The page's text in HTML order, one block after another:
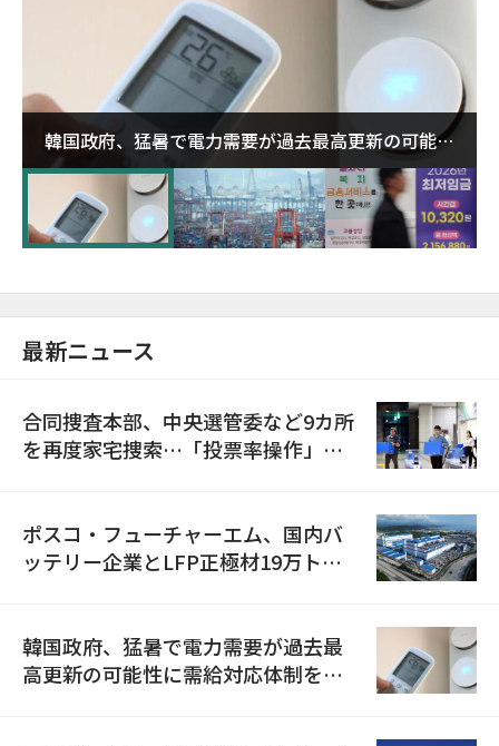
韓国政府、猛暑で電力需要が過去最高更新の可能性
に需給対応体制を点検
最新ニュース
合同捜査本部、中央選管委など9カ所
を再度家宅捜索…「投票率操作」の
ポスコ・フューチャーエム、国内バ
ッテリー企業とLFP正極材19万トン
韓国政府、猛暑で電力需要が過去最
高更新の可能性に需給対応体制を点